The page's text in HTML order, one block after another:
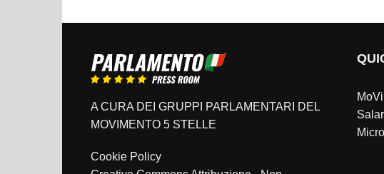
A CURA DEI GRUPPI PARLAMENTARI DEL
MOVIMENTO 5 STELLE
Cookie Policy